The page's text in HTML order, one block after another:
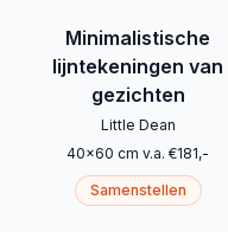
Minimalistische
lijntekeningen van
gezichten
Little Dean
40x60 cm v.a. €181,-
Samenstellen